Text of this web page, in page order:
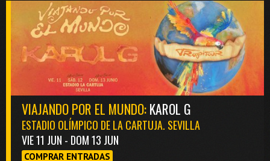
VIAJANDO POR EL MUNDO:KAROL G
ESTADIO OLÍMPICO DE LA CARTUJA. SEVILLA
VIE 11 JUN - DOM 13 JUN
COMPRAR ENTRADAS